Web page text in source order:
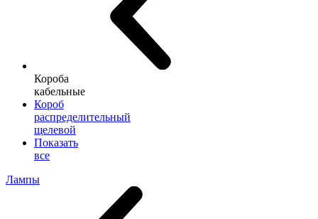
Короба
кабельные
Короб
распределительный
щелевой
Показать
все
Лампы